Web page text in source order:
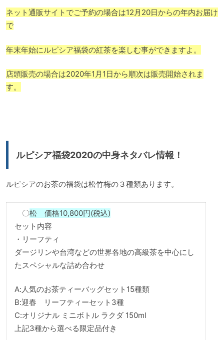
ネット通販サイトでご予約の場合は12月20日からの年内お届け
で
年末年始にルピシア福袋の紅茶を楽しむ事ができますよ。
店頭販売の場合は2020年1月1日から順次は販売開始されま
す。
ルピシア福袋2020の中身ネタバレ情報！
ルピシアのお茶の福袋は松竹梅の３種類あります。
〇松 価格10,800円(税込)
セット内容
・リーフティ
ダージリンや台湾などの世界各地の高級茶を中心にし
たスペシャルな詰め合わせ
A:人気のお茶ティーバッグセット15種類
B:迎春 リーフティーセット3種
C:オリジナル ミニボトル ラクダ 150ml
上記3種から選べる限定品付き